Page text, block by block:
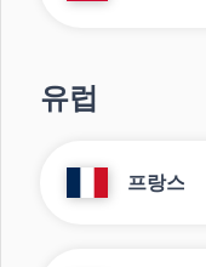
유럽
프랑스